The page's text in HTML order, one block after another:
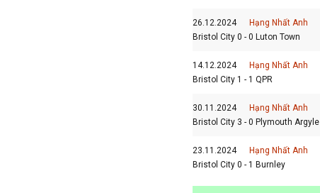
26.12.2024
Hạng Nhất Anh
Bristol City 0 - 0 Luton Town
14.12.2024
Hạng Nhất Anh
Bristol City 1 - 1 QPR
30.11.2024
Hạng Nhất Anh
Bristol City 3 - 0 Plymouth Argyle
23.11.2024
Hạng Nhất Anh
Bristol City 0 - 1 Burnley